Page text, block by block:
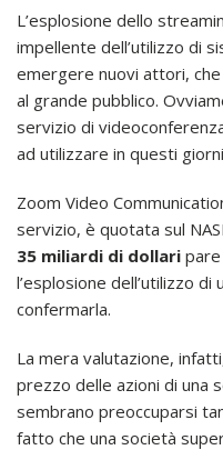
L’esplosione dello
impellente dell’utilizzo di
emergere nuovi attori,
al grande pubblico.
servizio di
ad utilizzare in questi
Zoom Video
servizio, è quotata sul
35 miliardi di dollari
l’esplosione dell’utilizzo
confermarla.
La mera valutazione,
prezzo delle azioni di una
sembrano preoccuparsi
fatto che una società